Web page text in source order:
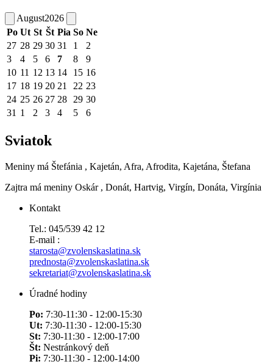
August2026
Po Ut St Št Pia So Ne
27 28 29 30 31 1
2
3
4 5 6 7 8
9
10 11 12 13 14 15 16
17 18 19 20 21 22 23
24 25 26 27 28 29 30
31 1 2 3 4 5 6
Sviatok
Meniny má Štefánia , Kajetán, Afra, Afrodita, Kajetána, Štefana
Zajtra má meniny Oskár , Donát, Hartvig, Virgín, Donáta, Virgínia
Kontakt
Tel.: 045/539 42 12
E-mail :
starosta@zvolenskaslatina.sk
prednosta@zvolenskaslatina.sk
sekretariat@zvolenskaslatina.sk
Úradné hodiny
Po: 7:30-11:30 - 12:00-15:30
Ut: 7:30-11:30 - 12:00-15:30
St: 7:30-11:30 - 12:00-17:00
Št: Nestránkový deň
Pi: 7:30-11:30 - 12:00-14:00